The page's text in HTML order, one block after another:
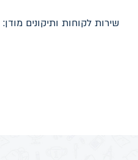
שירות לקוחות ותיקונים מודן: